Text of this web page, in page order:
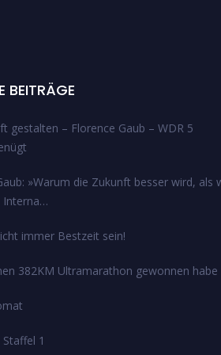
BEITRÄGE
gestalten – Florence Gaub – WDR 5
»Warum die Zukunft besser wird, als
Interna…
immer Bestzeit sein!
382KM Ultramarathon gewonnen habe
Staffel 1